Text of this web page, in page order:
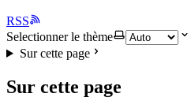
RSS
Selectionner le thème
Sur cette page
Sur cette page